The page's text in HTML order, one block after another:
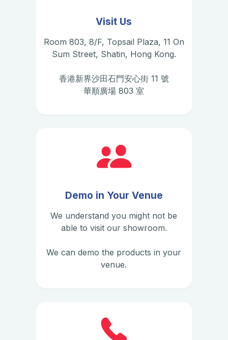
Visit Us
Room 803, 8/F, Topsail Plaza, 11 On
Sum Street, Shatin, Hong Kong.
香港新界沙田石門安心街 11 號
華順廣場 803 室
Demo in Your Venue
We understand you might not be
able to visit our showroom.
We can demo the products in your
venue.